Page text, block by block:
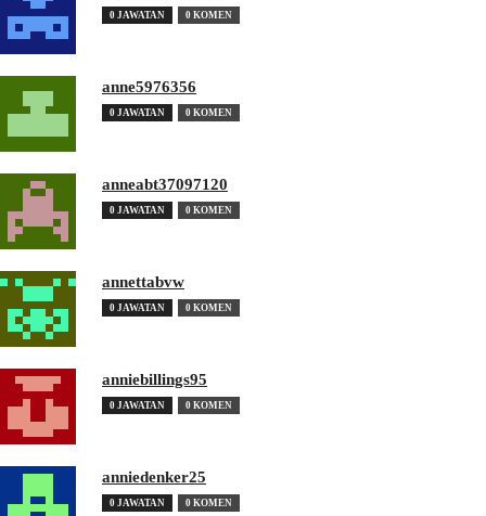
0 JAWATAN 0 KOMEN
anne5976356
0 JAWATAN 0 KOMEN
anneabt37097120
0 JAWATAN 0 KOMEN
annettabvw
0 JAWATAN 0 KOMEN
anniebillings95
0 JAWATAN 0 KOMEN
anniedenker25
0 JAWATAN 0 KOMEN